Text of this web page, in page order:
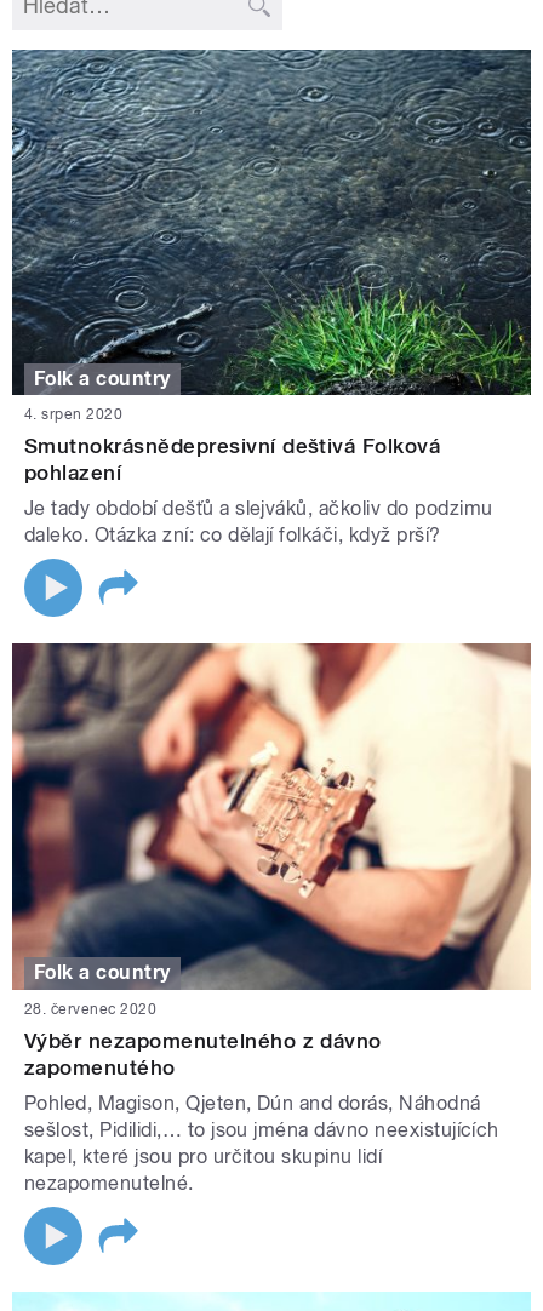
Folk a country
4. srpen 2020
Smutnokrásnědepresivní deštivá Folková
pohlazení
Je tady období dešťů a slejváků, ačkoliv do podzimu
daleko. Otázka zní: co dělají folkáči, když prší?
Folk a country
28. červenec 2020
Výběr nezapomenutelného z dávno
zapomenutého
Pohled, Magison, Qjeten, Dún and dorás, Náhodná
sešlost, Pidilidi,… to jsou jména dávno neexistujících
kapel, které jsou pro určitou skupinu lidí
nezapomenutelné.